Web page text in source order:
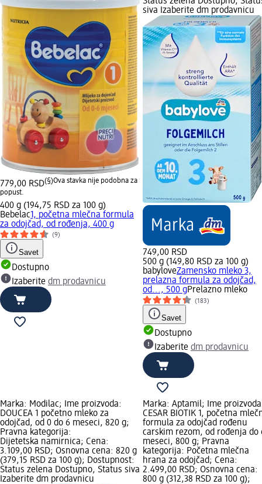
779,00 RSD(§)Ova stavka nije podobna za
popust.
400 g (194,75 RSD za 100 g)
Bebelac1, početna mlečna formula
za odojčad, od rođenja, 400 g
(9)
Savet
Dostupno
Izaberite dm prodavnicu
siva Izaberite dm prodavnicu
749,00 RSD
500 g (149,80 RSD za 100 g)
babyloveZamensko mleko 3,
prelazna formula za odojčad,
od..., 500 gPrelazno mleko
(183)
Savet
Dostupno
Izaberite dm prodavnicu
Marka: Modilac; Ime proizvoda:
DOUCEA 1 početno mleko za
odojčad, od 0 do 6 meseci, 820 g;
Pravna kategorija:
Dijetetska namirnica; Cena:
3.109,00 RSD; Osnovna cena: 820 g
(379,15 RSD za 100 g); Dostupnost:
Status zelena Dostupno, Status siva
Izaberite dm prodavnicu
Marka: Aptamil; Ime
CESAR BIOTIK 1, početna
formula za odojčad rođenu
carskim rezom, od rođenja do
meseci, 800 g; Pravna
kategorija: Početna mlečna
hrana za odojčad; Cena:
2.499,00 RSD; Osnovna cena:
800 g (312,38 RSD za 100 g);